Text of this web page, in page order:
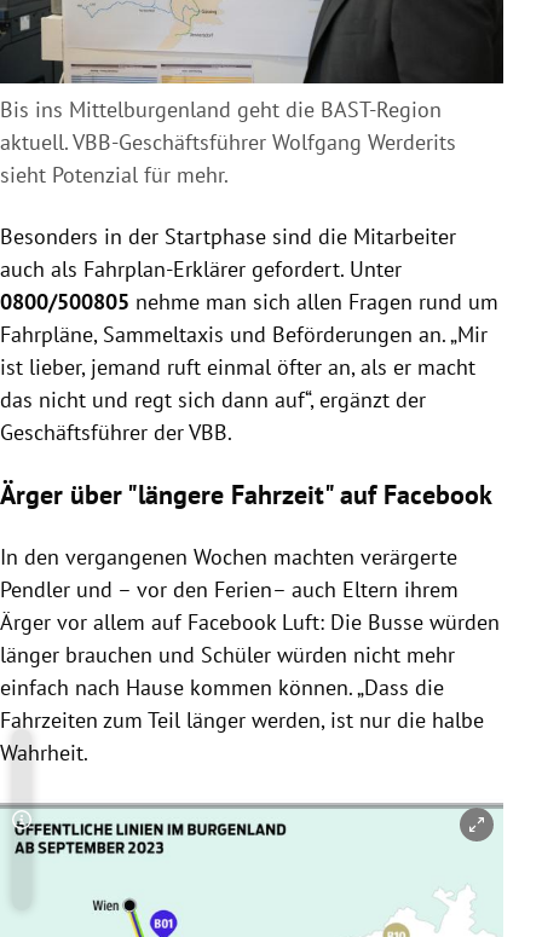
Bis ins Mittelburgenland geht die BAST-Region
aktuell. VBB-Geschäftsführer Wolfgang Werderits
sieht Potenzial für mehr.
Besonders in der Startphase sind die Mitarbeiter
auch als Fahrplan-Erklärer gefordert. Unter
0800/500805 nehme man sich allen Fragen rund um
Fahrpläne, Sammeltaxis und Beförderungen an. „Mir
ist lieber, jemand ruft einmal öfter an, als er macht
das nicht und regt sich dann auf“, ergänzt der
Geschäftsführer der VBB.
Ärger über "längere Fahrzeit" auf Facebook
In den vergangenen Wochen machten verärgerte
Pendler und – vor den Ferien– auch Eltern ihrem
Ärger vor allem auf Facebook Luft: Die Busse würden
länger brauchen und Schüler würden nicht mehr
einfach nach Hause kommen können. „Dass die
Fahrzeiten zum Teil länger werden, ist nur die halbe
Wahrheit.
Copyright-Hinweis öffnen/schließen